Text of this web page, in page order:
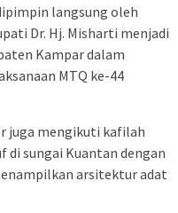
langsung oleh
Dr. Hj. Misharti menjadi
Kampar dalam
MTQ ke-44
juga mengikuti kafilah
di sungai Kuantan dengan
arsitektur adat